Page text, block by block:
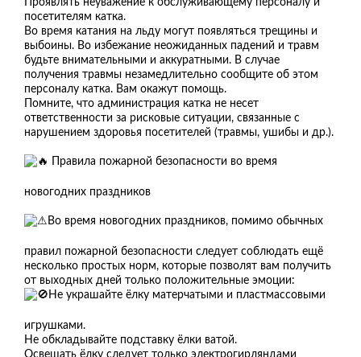
посетителям катка.
Во время катания на льду могут появляться трещины и
выбоины. Во избежание неожиданных падений и травм
будьте внимательными и аккуратными. В случае
получения травмы незамедлительно сообщите об этом
персоналу катка. Вам окажут помощь.
Помните, что администрация катка не несет
ответственности за рисковые ситуации, связанные с
нарушением здоровья посетителей (травмы, ушибы и др.).
Правила пожарной безопасности во время
новогодних праздников
Во время новогодних праздников, помимо обычных
правил пожарной безопасности следует соблюдать ещё
несколько простых норм, которые позволят вам получить
от выходных дней только положительные эмоции:
Не украшайте ёлку матерчатыми и пластмассовыми
игрушками.
Не обкладывайте подставку ёлки ватой.
Освещать ёлку следует только электрогирляндами